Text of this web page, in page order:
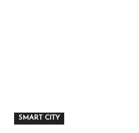
SMART CITY